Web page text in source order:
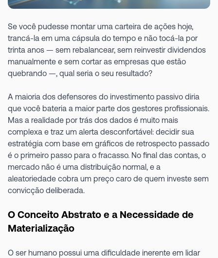
Se você pudesse montar uma carteira de ações hoje,
trancá-la em uma cápsula do tempo e não tocá-la por
trinta anos — sem rebalancear, sem reinvestir dividendos
manualmente e sem cortar as empresas que estão
quebrando —, qual seria o seu resultado?
A maioria dos defensores do investimento passivo diria
que você bateria a maior parte dos gestores profissionais.
Mas a realidade por trás dos dados é muito mais
complexa e traz um alerta desconfortável: decidir sua
estratégia com base em gráficos de retrospecto passado
é o primeiro passo para o fracasso. No final das contas, o
mercado não é uma distribuição normal, e a
aleatoriedade cobra um preço caro de quem investe sem
convicção deliberada.
O Conceito Abstrato e a Necessidade de
Materialização
O ser humano possui uma dificuldade inerente em lidar